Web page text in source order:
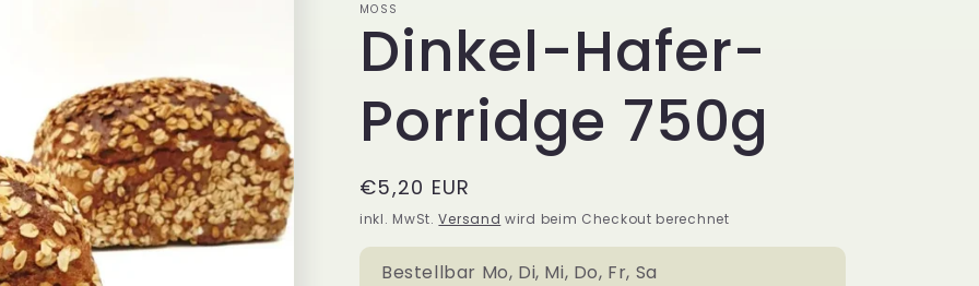
MOSS
Dinkel-Hafer-
Porridge 750g
Normaler
Preis
€5,20 EUR
inkl. MwSt.Versand wird beim Checkout berechnet
Bestellbar Mo, Di, Mi, Do, Fr, Sa